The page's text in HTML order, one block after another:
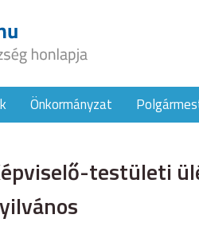
Önkormányzat
testületi